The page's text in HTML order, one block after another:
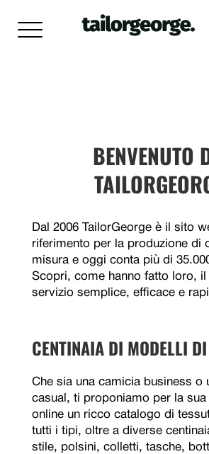
BENVENUTO
Dal 2006 TailorGeorge è il sito
riferimento per la produzione di
misura e oggi conta più di
Scopri, come hanno fatto loro, il
servizio semplice, efficace e
CENTINAIA DI MODELLI
Che sia una camicia business o
casual, ti proponiamo per la sua
online un ricco catalogo di
tutti i tipi, oltre a diverse
stile, polsini, colletti, tasche,